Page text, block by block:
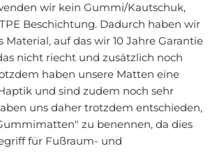
wir kein Gummi/Kautschuk,
Beschichtung. Dadurch haben wir
Material, auf das wir 10 Jahre Garantie
nicht riecht und zusätzlich noch
haben unsere Matten eine
und sind zudem noch sehr
uns daher trotzdem entschieden,
zu benennen, da dies
für Fußraum- und